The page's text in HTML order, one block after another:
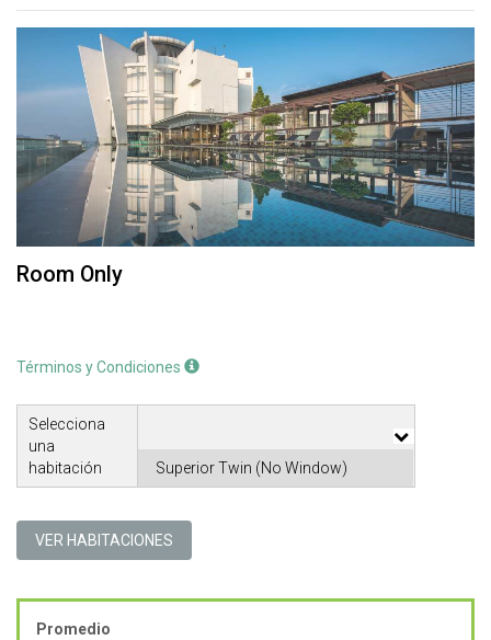
Room Only
Términos y Condiciones
Selecciona
una
habitación
VER HABITACIONES
Promedio